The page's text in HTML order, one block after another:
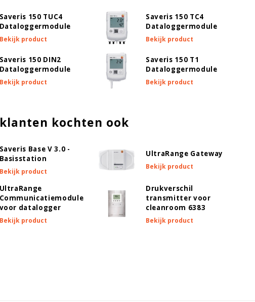
Saveris 150 TUC4
Dataloggermodule
Bekijk product
Saveris 150 TC4
Dataloggermodule
Bekijk product
Saveris 150 DIN2
Dataloggermodule
Bekijk product
Saveris 150 T1
Dataloggermodule
Bekijk product
kochten ook
Saveris Base V 3.0 -
Basisstation
Bekijk product
UltraRange Gateway
Bekijk product
UltraRange
Communicatiemodule
voor datalogger
Bekijk product
Drukverschil
transmitter voor
cleanroom 6383
Bekijk product